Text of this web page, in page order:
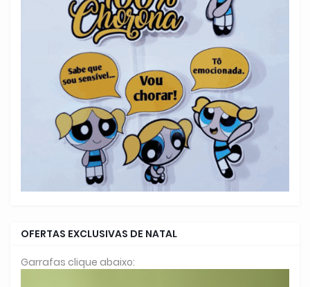
OFERTAS EXCLUSIVAS DE NATAL
Garrafas clique abaixo: